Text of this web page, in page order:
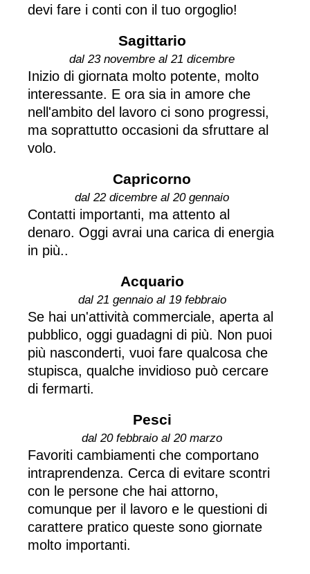
devi fare i conti con il tuo orgoglio!
Sagittario
dal 23 novembre al 21 dicembre
Inizio di giornata molto potente, molto
interessante. E ora sia in amore che
nell'ambito del lavoro ci sono progressi,
ma soprattutto occasioni da sfruttare al
volo.
Capricorno
dal 22 dicembre al 20 gennaio
Contatti importanti, ma attento al
denaro. Oggi avrai una carica di energia
in più..
Acquario
dal 21 gennaio al 19 febbraio
Se hai un'attività commerciale, aperta al
pubblico, oggi guadagni di più. Non puoi
più nasconderti, vuoi fare qualcosa che
stupisca, qualche invidioso può cercare
di fermarti.
Pesci
dal 20 febbraio al 20 marzo
Favoriti cambiamenti che comportano
intraprendenza. Cerca di evitare scontri
con le persone che hai attorno,
comunque per il lavoro e le questioni di
carattere pratico queste sono giornate
molto importanti.